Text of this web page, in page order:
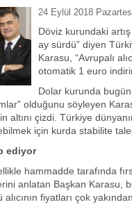
24 Eylül 2018
Döviz kurundaki
ay sürdü” diyen
Karasu, “Avrupalı
otomatik 1 euro
Dolar kurunda
olduğunu söyleyen
altını çizdi. Türkiye
için kurda stabilite
ediyor
hammadde tarafında
anlatan Başkan Karasu,
alıcının fiyatları çok